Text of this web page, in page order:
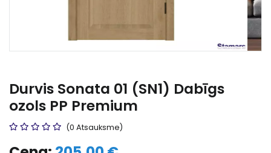
Durvis Sonata 01 (SN1) Dabīgs
ozols PP Premium
(0 Atsauksme)